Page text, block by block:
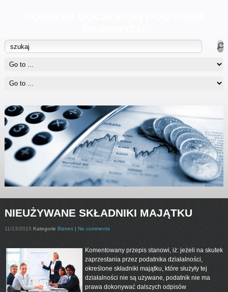
NIEUŻYWANE SKŁADNIKI MAJĄTKU
11/13/2015 Kategorie Biznes| No comments
Komentowany przepis stanowi, iż: jeżeli na skutek
zaprzestania przez podatnika działalności,
określone składniki majątku, które służyły tej
działalności nie są używane, podatnik nie ma
prawa dokonywać dalszych odpisów